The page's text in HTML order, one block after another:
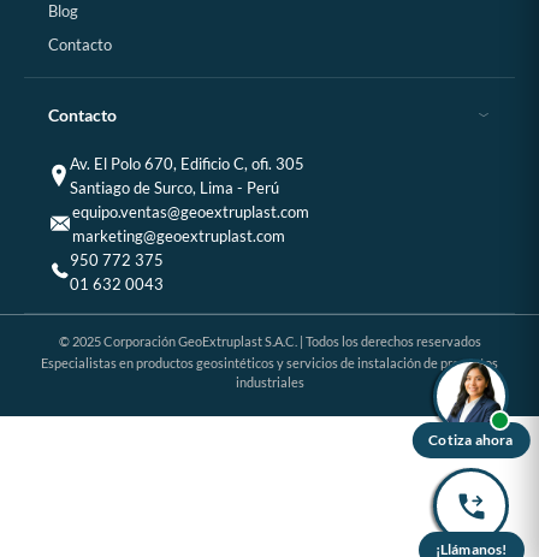
Blog
Contacto
Contacto
Av. El Polo 670, Edificio C, ofi. 305
Santiago de Surco, Lima - Perú
equipo.ventas@geoextruplast.com
marketing@geoextruplast.com
950 772 375
01 632 0043
© 2025 Corporación GeoExtruplast S.A.C. | Todos los derechos reservados
Especialistas en productos geosintéticos y servicios de instalación de proyectos
industriales
Cotiza ahora
¡Llámanos!